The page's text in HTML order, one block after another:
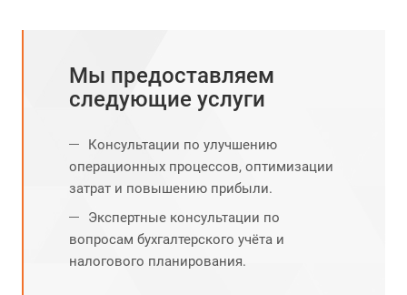
Мы предоставляем
следующие услуги
Консультации по улучшению
операционных процессов, оптимизации
затрат и повышению прибыли.
Экспертные консультации по
вопросам бухгалтерского учёта и
налогового планирования.